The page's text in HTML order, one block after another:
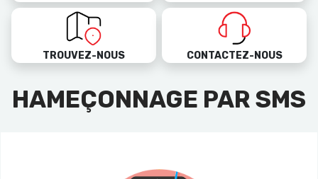
TROUVEZ-NOUS CONTACTEZ-NOUS
HAMEÇONNAGE PAR SMS